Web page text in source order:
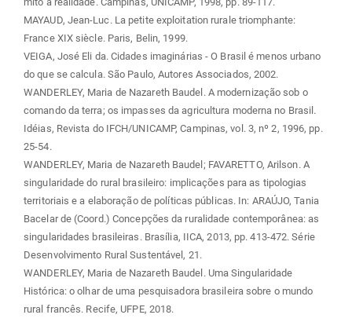
MAYAUD, Jean-Luc. La petite exploitation rurale triomphante:
France XIX siècle. Paris, Belin, 1999.
VEIGA, José Eli da. Cidades imaginárias - O Brasil é menos urbano
do que se calcula. São Paulo, Autores Associados, 2002.
WANDERLEY, Maria de Nazareth Baudel. A modernização sob o
comando da terra; os impasses da agricultura moderna no Brasil.
Idéias, Revista do IFCH/UNICAMP, Campinas, vol. 3, nº 2, 1996, pp.
25-54.
WANDERLEY, Maria de Nazareth Baudel; FAVARETTO, Arilson. A
singularidade do rural brasileiro: implicações para as tipologias
territoriais e a elaboração de políticas públicas. In: ARAÚJO, Tania
Bacelar de (Coord.) Concepções da ruralidade contemporânea: as
singularidades brasileiras. Brasília, IICA, 2013, pp. 413-472. Série
Desenvolvimento Rural Sustentável, 21.
WANDERLEY, Maria de Nazareth Baudel. Uma Singularidade
Histórica: o olhar de uma pesquisadora brasileira sobre o mundo
rural francês. Recife, UFPE, 2018.